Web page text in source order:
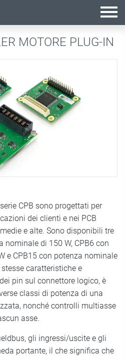
MOTORE PLUG-IN
CPB sono progettati per
dei clienti e nei PCB
e alte. Sono disponibili tre
nominale di 150 W, CPB6 con
e CPB15 con potenza nominale
caratteristiche e
pin sul connettore logico, è
classi di potenza di una
nonché controlli multiasse
asse.
gli ingressi/uscite e gli
portante, il che significa che